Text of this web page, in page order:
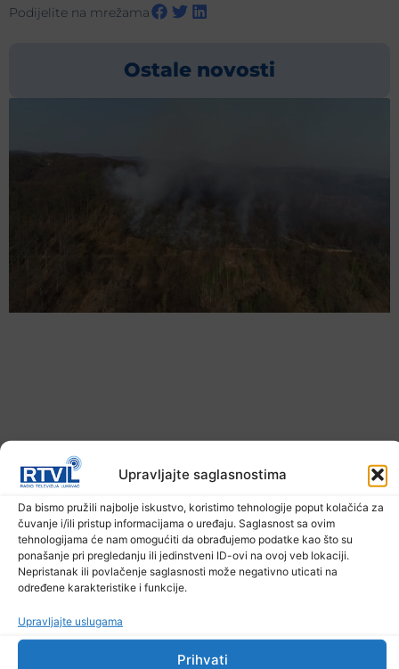
Upravljajte saglasnostima
Da bismo pružili najbolje iskustvo, koristimo tehnologije poput kolačića za
čuvanje i/ili pristup informacijama o uređaju. Saglasnost sa ovim
tehnologijama će nam omogućiti da obrađujemo podatke kao što su
ponašanje pri pregledanju ili jedinstveni ID-ovi na ovoj veb lokaciji.
Nepristanak ili povlačenje saglasnosti može negativno uticati na
određene karakteristike i funkcije.
Upravljajte uslugama
Prihvati
Podijelite na mrežama
Ostale novosti
U TK povećan broj požara
7. Augusta 2026.